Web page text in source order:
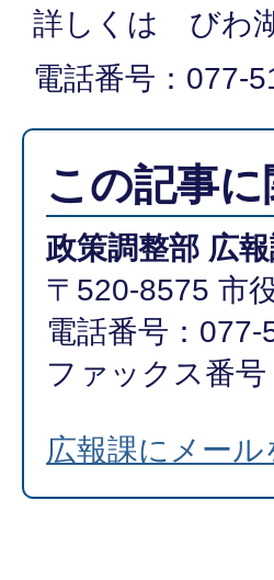
詳しくは びわ
電話番号：077-
この記事
政策調整部 広
〒520-8575 市
電話番号：077-
ファックス番
広報課にメール